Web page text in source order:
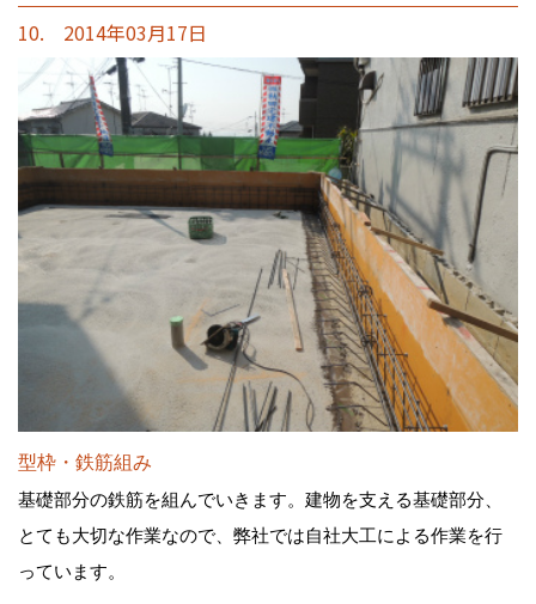
10. 2014年03月17日
型枠・鉄筋組み
基礎部分の鉄筋を組んでいきます。建物を支える基礎部分、
とても大切な作業なので、弊社では自社大工による作業を行
っています。